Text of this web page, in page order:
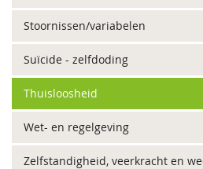
Stoornissen/variabelen
Suïcide - zelfdoding
Thuisloosheid
Wet- en regelgeving
Zelfstandigheid, veerkracht en